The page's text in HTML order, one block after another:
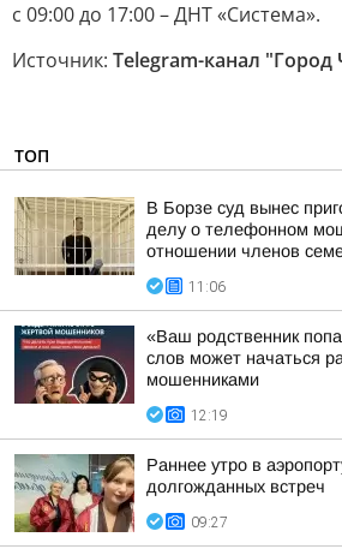
с 09:00 до 17:00 – ДНТ «Система».
Источник: Telegram-канал "Город
ТОП
В Борзе суд вынес
делу о телефонном
отношении членов
11:06
«Ваш родственник
слов может начаться
мошенниками
12:19
Раннее утро в
долгожданных встреч
09:27